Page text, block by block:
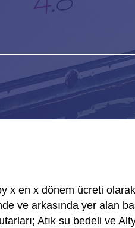
x en x dönem ücreti
ve arkasında yer alan
Atık su bedeli ve